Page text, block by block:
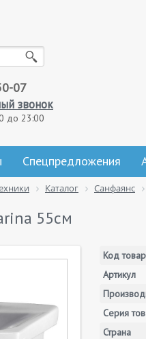
07
звонок
до 23:00
Спецпредложения
Каталог Санфаянс
55см
Код
Артикул
Серия
Страна